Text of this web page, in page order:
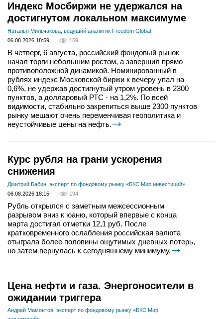
Индекс Мосбиржи не удержался на
достигнутом локальном максимуме
Наталья Мильчакова, ведущий аналитик Freedom Global
06.08.2026 18:59
159
В четверг, 6 августа, российский фондовый рынок
начал торги небольшим ростом, а завершил прямо
противоположной динамикой. Номинированный в
рублях индекс Московской биржи к вечеру упал на
0,6%, не удержав достигнутый утром уровень в 2300
пунктов, а долларовый РТС - на 1,2%. По всей
видимости, стабильно закрепиться выше 2300 пунктов
рынку мешают очень переменчивая геополитика и
неустойчивые цены на нефть.
Курс рубля на грани ускорения
снижения
Дмитрий Бабин, эксперт по фондовому рынку «БКС Мир инвестиций»
06.08.2026 18:15
194
Рубль открылся с заметным межсессионным
разрывом вниз к юаню, который впервые с конца
марта достигал отметки 12,1 руб. После
кратковременного ослабления российская валюта
отыграла более половины ощутимых дневных потерь,
но затем вернулась к сегодняшнему минимуму.
Цена нефти и газа. Энергоносители в
ожидании триггера
Андрей Мамонтов, эксперт по фондовому рынку «БКС Мир